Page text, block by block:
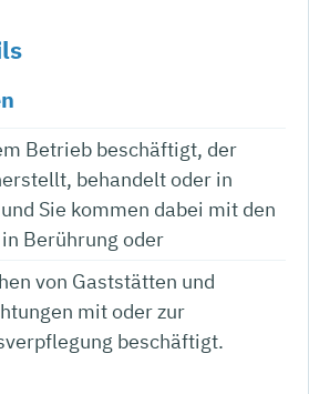
Betrieb beschäftigt, der
behandelt oder in
Sie kommen dabei mit den
Berührung oder
von Gaststätten und
mit oder zur
beschäftigt.